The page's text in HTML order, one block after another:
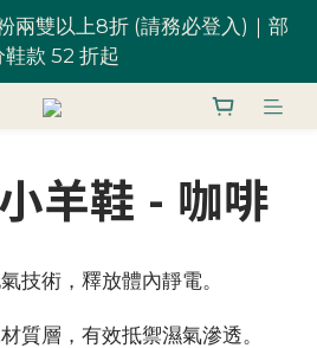
兩雙以上8折 (請務必登入)｜部
鞋款 52 折起
享免運優惠
會員 $200 購物金馬上用~
兩雙以上8折 (請務必登入)｜部
鞋款 52 折起
羊鞋 - 咖啡
技術，釋放體內靜電。
質層，有效抵禦濕氣滲透。